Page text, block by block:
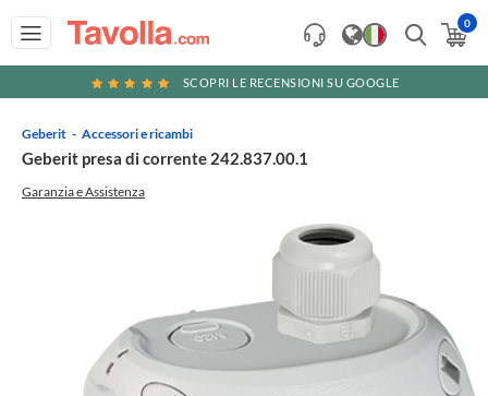
0
SCOPRI LE RECENSIONI SU GOOGLE
Geberit Accessori e ricambi
Geberit presa di corrente 242.837.00.1
Garanzia e Assistenza